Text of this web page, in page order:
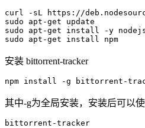
curl -sL https://
sudo apt-get update
sudo apt-get install -y
安装 bittorrent-tracker
npm install -g bittorrent-
其中-g为全局安装，安装后可以
bittorrent-tracker